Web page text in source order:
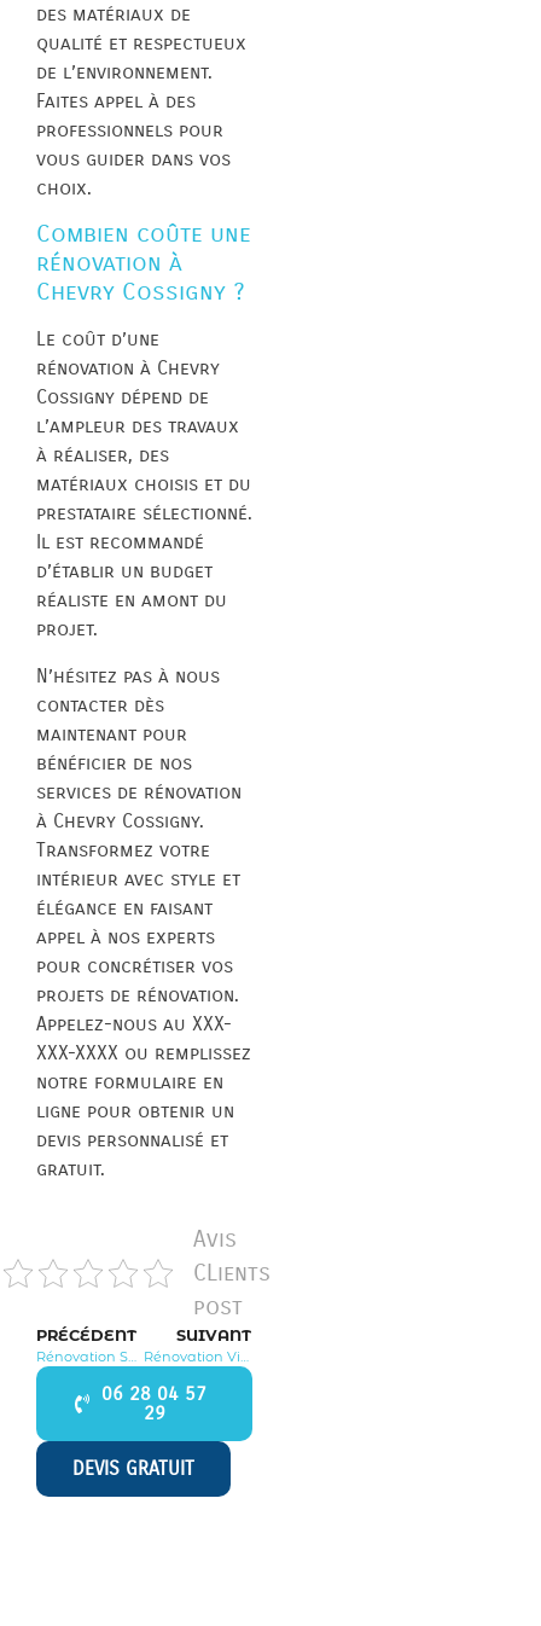
des matériaux de
qualité et respectueux
de l’environnement.
Faites appel à des
professionnels pour
vous guider dans vos
choix.
Combien coûte une
rénovation à
Chevry Cossigny ?
Le coût d’une
rénovation à Chevry
Cossigny dépend de
l’ampleur des travaux
à réaliser, des
matériaux choisis et du
prestataire sélectionné.
Il est recommandé
d’établir un budget
réaliste en amont du
projet.
N’hésitez pas à nous
contacter dès
maintenant pour
bénéficier de nos
services de rénovation
à Chevry Cossigny.
Transformez votre
intérieur avec style et
élégance en faisant
appel à nos experts
pour concrétiser vos
projets de rénovation.
Appelez-nous au XXX-
XXX-XXXX ou remplissez
notre formulaire en
ligne pour obtenir un
devis personnalisé et
gratuit.
Avis
CLients
post
PRÉCÉDENT SUIVANT
06 28 04 57
29
DEVIS GRATUIT